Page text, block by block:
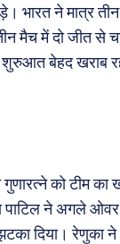
भारत ने मात्र
मैच में दो जीत
शुरुआत बेहद
गुणारत्ने को टीम
ने अगले
दिया। रेणुका